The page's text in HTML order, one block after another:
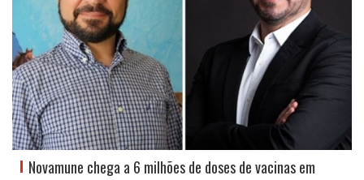
Novamune chega a 6 milhões de doses de vacinas em